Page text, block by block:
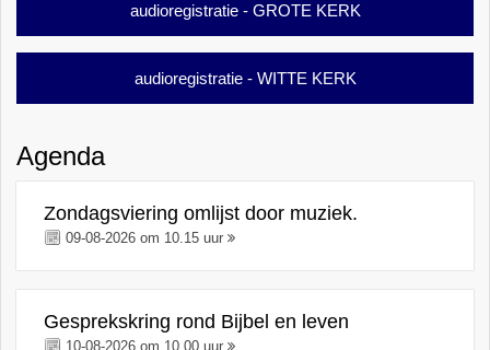
audioregistratie - GROTE KERK
audioregistratie - WITTE KERK
Agenda
Zondagsviering omlijst door muziek.
09-08-2026 om 10.15 uur
Gesprekskring rond Bijbel en leven
10-08-2026 om 10.00 uur